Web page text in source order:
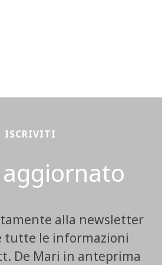
ISCRIVITI
aggiornato
alla newsletter
tutte le informazioni
De Mari in anteprima